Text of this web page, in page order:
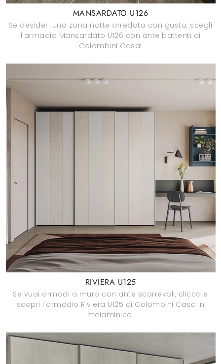
MANSARDATO U126
Se desideri una zona notte arredata con gusto, scegli
l'armadio Mansardato U126 con ante battenti di
Colombini Casa!
RIVIERA U125
Se vuoi armadi a muro con ante scorrevoli, clicca e
scopri l'armadio Riviera U125 di Colombini Casa in
melaminico.